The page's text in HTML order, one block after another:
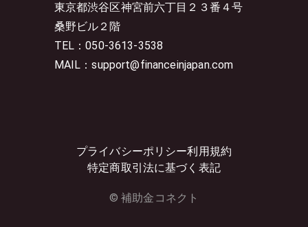
東京都渋谷区神宮前六丁目２３番４号
桑野ビル２階
TEL：050-3613-3538
MAIL：support@financeinjapan.com
プライバシーポリシー利用規約
特定商取引法に基づく表記
© 補助金コネクト